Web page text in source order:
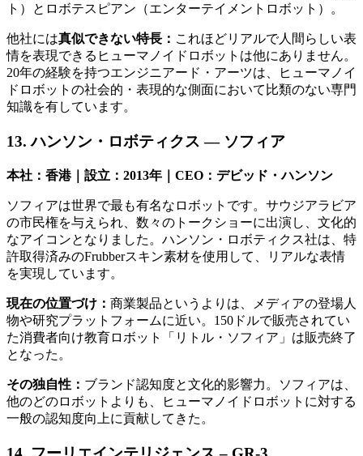
ト）とロボテスピアン（エンターテイメントロボット）。
他社には真似できない特長： これほどリアルで人間らしい表
情を表現できるヒューマノイドロボットは他にありません。
20年の経験を持つエンジニアード・アーツは、ヒューマノイ
ドロボットの社会的・表現的な側面において比類のない専門
知識を有しています。
13. ハンソン・ロボティクス — ソフィア
本社：香港｜設立：2013年｜CEO：デビッド・ハンソン
ソフィアは世界で最も有名なロボットです。サウジアラビア
の市民権を与えられ、数々のトークショーに出演し、文化的
なアイコンとなりました。ハンソン・ロボティクス社は、特
許取得済みのFrubberスキン素材を使用して、リアルな表情
を実現しています。
現在の位置づけ： 商業製品というよりは、メディアの登場人
物や研究プラットフォームに近い。150ドルで販売されてい
た消費者向け教育ロボット「リトル・ソフィア」は販売終了
となった。
その独自性： ブランド認知度と文化的影響力。ソフィアは、
他のどのロボットよりも、ヒューマノイドロボットに対する
一般の認知度向上に貢献してきた。